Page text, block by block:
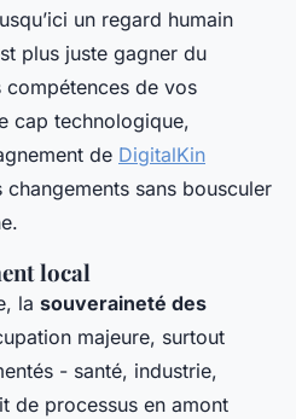
un regard humain
plus juste gagner du
compétences de vos
cap technologique,
de DigitalKin
sans bousculer
local
la souveraineté des
majeure, surtout
- santé, industrie,
de processus en amont